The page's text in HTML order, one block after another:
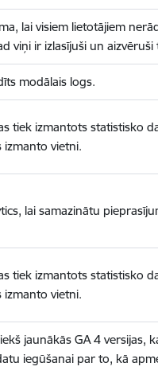
lai visiem lietotājiem
viņi ir izlasījuši un aizvēruši
modālais logs.
tiek izmantots statistisko
izmanto vietni.
lai samazinātu
tiek izmantots statistisko
izmanto vietni.
jaunākās GA 4 versijas,
iegūšanai par to, kā